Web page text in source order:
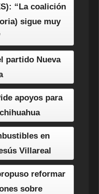
“La coalición
sigue muy
partido Nueva
apoyos para
en
Villareal
reformar
sobre